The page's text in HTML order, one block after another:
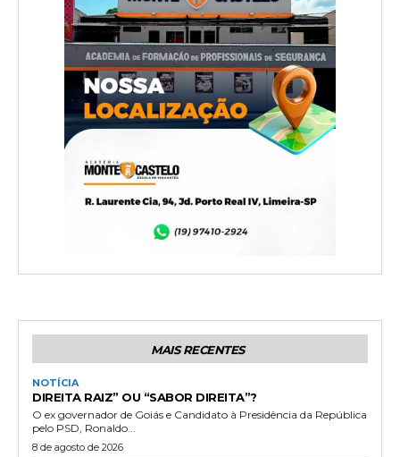
MAIS RECENTES
NOTÍCIA
DIREITA RAIZ” OU “SABOR DIREITA”?
O ex governador de Goiás e Candidato à Presidência da República
pelo PSD, Ronaldo...
8 de agosto de 2026